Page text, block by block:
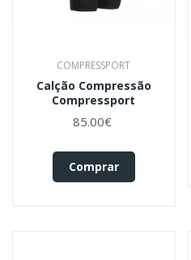
COMPRESSPORT
Calção Compressão
Compressport
85.00€
Comprar